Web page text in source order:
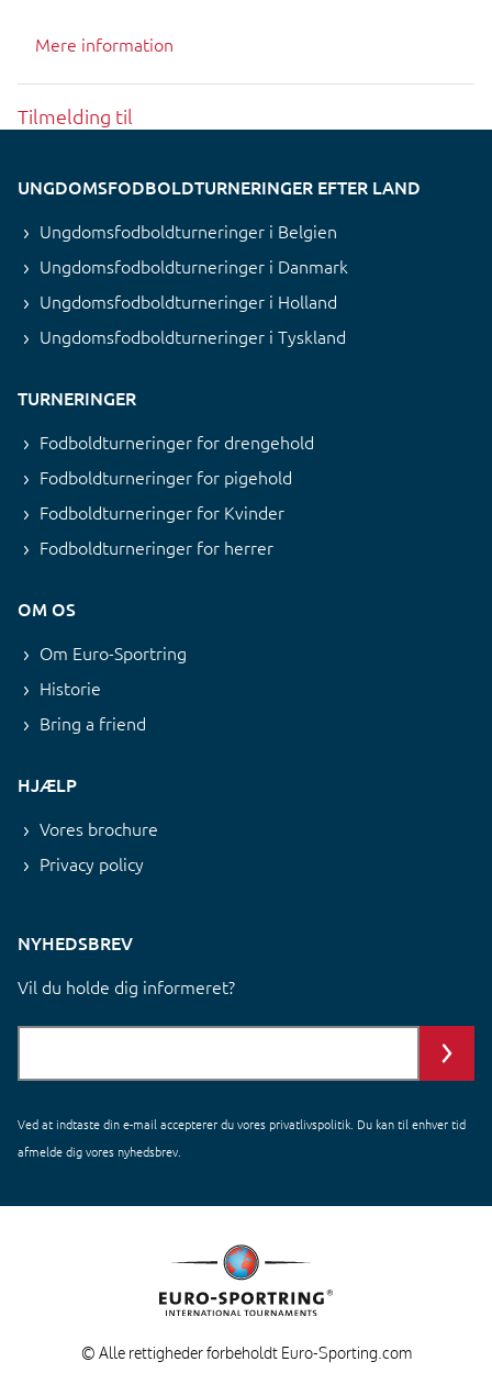
Mere information
Tilmelding til
UNGDOMSFODBOLDTURNERINGER EFTER LAND
Ungdomsfodboldturneringer i Belgien
Ungdomsfodboldturneringer i Danmark
Ungdomsfodboldturneringer i Holland
Ungdomsfodboldturneringer i Tyskland
TURNERINGER
Fodboldturneringer for drengehold
Fodboldturneringer for pigehold
Fodboldturneringer for Kvinder
Fodboldturneringer for herrer
OM OS
Om Euro-Sportring
Historie
Bring a friend
HJÆLP
Vores brochure
Privacy policy
NYHEDSBREV
Vil du holde dig informeret?
Ved at indtaste din e-mail accepterer du vores privatlivspolitik . Du kan til enhver tid
afmelde dig vores nyhedsbrev.
© Alle rettigheder forbeholdt Euro-Sporting.com